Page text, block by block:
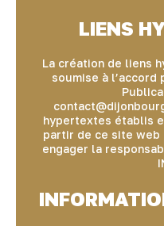
LIENS
La création de liens
soumise à
hypertextes établis
partir de ce site web
engager la